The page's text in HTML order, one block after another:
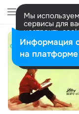
Мы
сервисы для
настроить
Разрешить
Информация
на